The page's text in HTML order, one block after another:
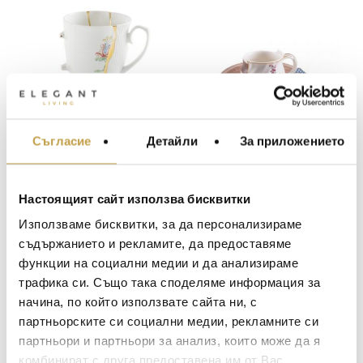
Съгласие Детайли За приложението
Настоящият сайт използва бисквитки
Използваме бисквитки, за да персонализираме
съдържанието и рекламите, да предоставяме
функции на социални медии и да анализираме
трафика си. Също така споделяме информация за
начина, по който използвате сайта ни, с
партньорските си социални медии, рекламните си
партньори и партньори за анализ, които може да я
комбинират с друга предоставена им от Вас
Чаша Kintsugi Mug
Seletti
Чаша за кафе Hybrid
В наличност В наличност
МЕБЕЛИ ЗА ДОМА И
ЗА МАСАТА
ТЕКСТИЛ ЗА ДОМА
АРОМАТИ ЗА ДОМА
ИЗКУСТВО И КНИГИ
ВИСОК КЛАС
BACCARAT
TOM DIXON
MICHAEL ARAM
ASSOULINE
SELETTI